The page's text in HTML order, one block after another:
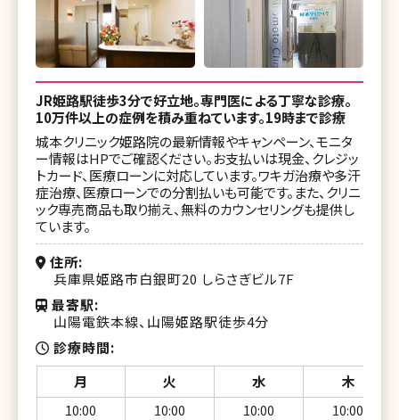
湘南美容皮フ科 五反田院
湘南皮膚科クリニック 町田院
湘南美容クリニック 札幌院
湘南美容皮フ科 札幌大通院
湘南美容クリニック 旭川院
湘南美容クリニック 青森院
湘南美容クリニック 仙台院
湘南美容皮フ科 仙台院
湘南美容クリニック 秋田院
湘南美容クリニック 山形院
湘南美容クリニック 福島院
湘南美容クリニック 郡山院
JR姫路駅徒歩3分で好立地。専門医による丁寧な診療。
10万件以上の症例を積み重ねています。19時まで診療
城本クリニック姫路院の最新情報やキャンペーン、モニタ
ー情報はHPでご確認ください。お支払いは現金、クレジッ
トカード、医療ローンに対応しています。ワキガ治療や多汗
症治療、医療ローンでの分割払いも可能です。また、クリニ
ック専売商品も取り揃え、無料のカウンセリングも提供し
ています。
住所
兵庫県姫路市白銀町20 しらさぎビル7F
最寄駅
山陽電鉄本線、山陽姫路駅徒歩4分
診療時間
月
火 水 木
10:00 10:00 10:00 10:00